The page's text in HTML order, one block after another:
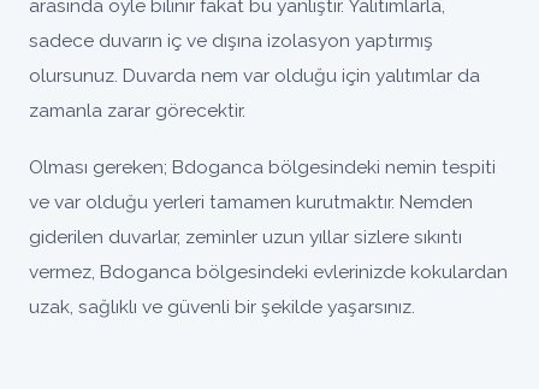
arasında öyle bilinir fakat bu yanlıştır. Yalıtımlarla,
sadece duvarın iç ve dışına izolasyon yaptırmış
olursunuz. Duvarda nem var olduğu için yalıtımlar da
zamanla zarar görecektir.
Olması gereken; Bdoganca bölgesindeki nemin tespiti
ve var olduğu yerleri tamamen kurutmaktır. Nemden
giderilen duvarlar, zeminler uzun yıllar sizlere sıkıntı
vermez, Bdoganca bölgesindeki evlerinizde kokulardan
uzak, sağlıklı ve güvenli bir şekilde yaşarsınız.